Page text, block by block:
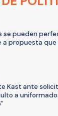
se pueden
a propuesta
Kast ante
a